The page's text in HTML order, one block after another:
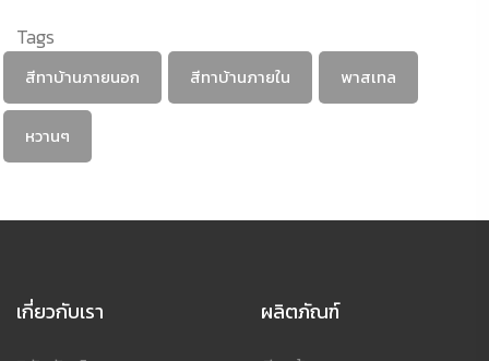
Tags
สีทาบ้านภายนอก สีทาบ้านภายใน พาสเทล
หวานๆ
เกี่ยวกับเรา
ผลิตภัณฑ์